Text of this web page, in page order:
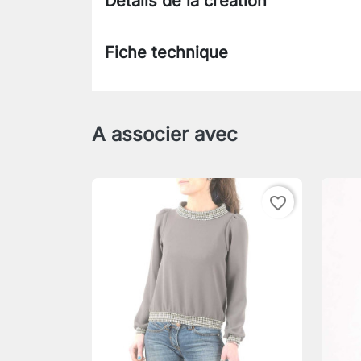
Fiche technique
A associer avec
favorite_border